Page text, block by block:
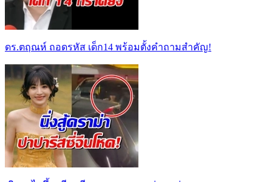
ดร.ตฤณห์ ถอดรหัส เด็ก14 พร้อมตั้งคำถามสำคัญ!